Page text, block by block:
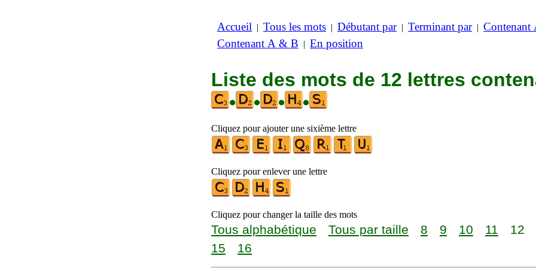
Accueil | Tous les mots | Débutant par| Terminant par| Contenant
Contenant A & B | En position
Liste des mots de 12 lettres
•
• • •
Cliquez pour ajouter une sixième lettre
Cliquez pour enlever une lettre
Cliquez pour changer la taille des mots
Tous alphabétique Tous par taille 8 9 10 11 12
15
16